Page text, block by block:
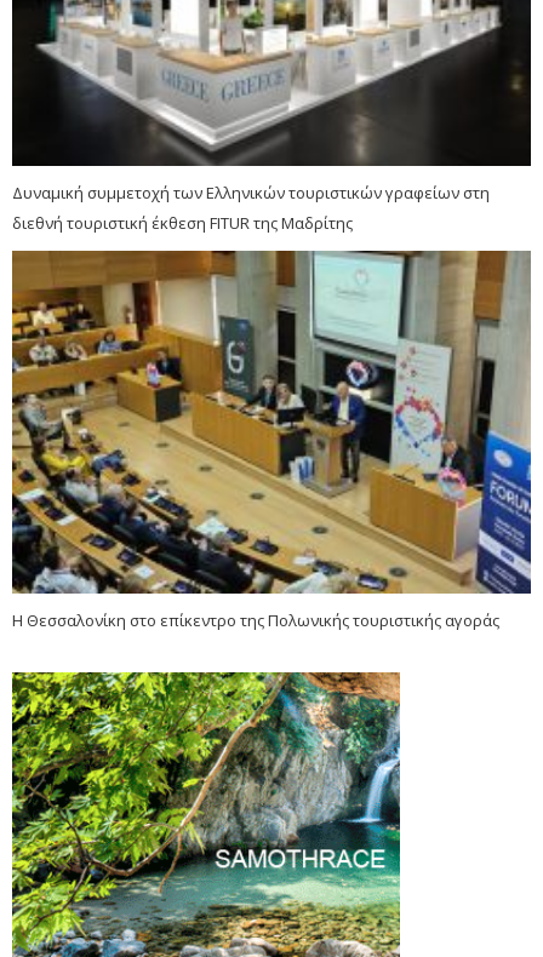
Δυναμική συμμετοχή των Ελληνικών τουριστικών γραφείων στη
διεθνή τουριστική έκθεση FITUR της Μαδρίτης
Η Θεσσαλονίκη στο επίκεντρο της Πολωνικής τουριστικής αγοράς